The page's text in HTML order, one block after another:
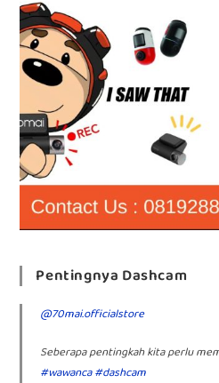
Pentingnya Dashcam
@70mai.officialstore
Seberapa pentingkah kita perlu
#wawanca#dashcam